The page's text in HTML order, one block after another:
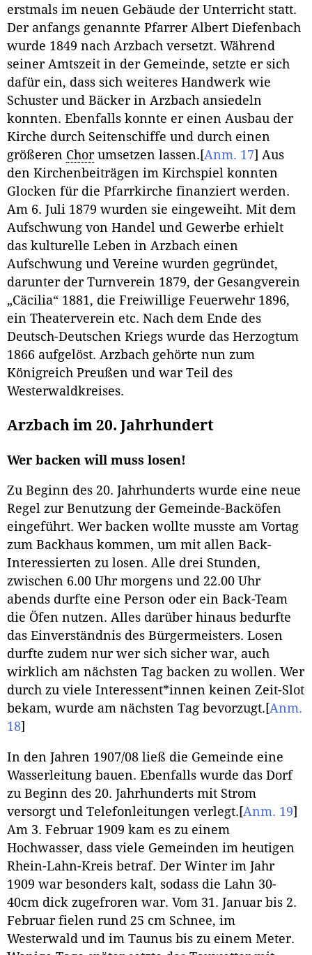
erstmals im neuen Gebäude der Unterricht statt.
Der anfangs genannte Pfarrer Albert Diefenbach
wurde 1849 nach Arzbach versetzt. Während
seiner Amtszeit in der Gemeinde, setzte er sich
dafür ein, dass sich weiteres Handwerk wie
Schuster und Bäcker in Arzbach ansiedeln
konnten. Ebenfalls konnte er einen Ausbau der
Kirche durch Seitenschiffe und durch einen
größeren Chorumsetzen lassen. [Anm. 17] Aus
den Kirchenbeiträgen im Kirchspiel konnten
Glocken für die Pfarrkirche finanziert werden.
Am 6. Juli 1879 wurden sie eingeweiht. Mit dem
Aufschwung von Handel und Gewerbe erhielt
das kulturelle Leben in Arzbach einen
Aufschwung und Vereine wurden gegründet,
darunter der Turnverein 1879, der Gesangverein
„Cäcilia“ 1881, die Freiwillige Feuerwehr 1896,
ein Theaterverein etc. Nach dem Ende des
Deutsch-Deutschen Kriegs wurde das Herzogtum
1866 aufgelöst. Arzbach gehörte nun zum
Königreich Preußen und war Teil des
Westerwaldkreises.
Arzbach im 20. Jahrhundert
Wer backen will muss losen!
Zu Beginn des 20. Jahrhunderts wurde eine neue
Regel zur Benutzung der Gemeinde-Backöfen
eingeführt. Wer backen wollte musste am Vortag
zum Backhaus kommen, um mit allen Back-
Interessierten zu losen. Alle drei Stunden,
zwischen 6.00 Uhr morgens und 22.00 Uhr
abends durfte eine Person oder ein Back-Team
die Öfen nutzen. Alles darüber hinaus bedurfte
das Einverständnis des Bürgermeisters. Losen
durfte zudem nur wer sich sicher war, auch
wirklich am nächsten Tag backen zu wollen. Wer
durch zu viele Interessent*innen keinen Zeit-Slot
bekam, wurde am nächsten Tag bevorzugt. [Anm.
18]
In den Jahren 1907/08 ließ die Gemeinde eine
Wasserleitung bauen. Ebenfalls wurde das Dorf
zu Beginn des 20. Jahrhunderts mit Strom
versorgt und Telefonleitungen verlegt. [Anm. 19]
Am 3. Februar 1909 kam es zu einem
Hochwasser, dass viele Gemeinden im heutigen
Rhein-Lahn-Kreis betraf. Der Winter im Jahr
1909 war besonders kalt, sodass die Lahn 30-
40cm dick zugefroren war. Vom 31. Januar bis 2.
Februar fielen rund 25 cm Schnee, im
Westerwald und im Taunus bis zu einem Meter.